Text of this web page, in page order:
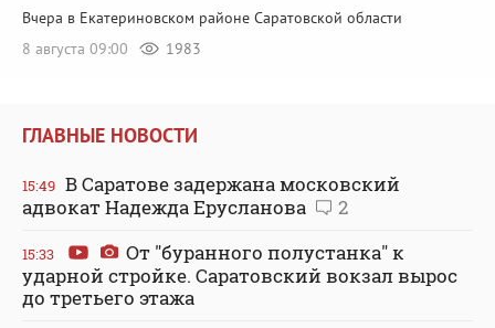
Вчера в Екатериновском районе Саратовской области
8 августа 09:00
1983
ГЛАВНЫЕ НОВОСТИ
15:49 В Саратове задержана московский
адвокат Надежда Ерусланова
2
15:33
От "буранного полустанка" к
ударной стройке. Саратовский вокзал вырос
до третьего этажа